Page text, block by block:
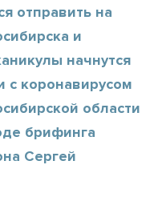
отправить на
и
начнутся
с коронавирусом
области
брифинга
Сергей